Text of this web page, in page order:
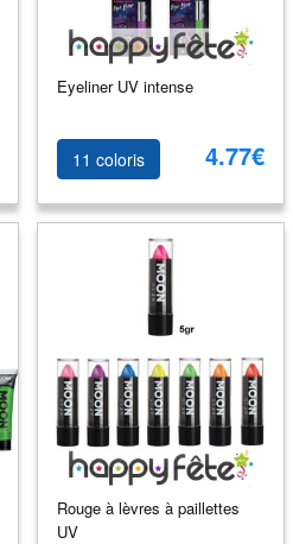
Eyeliner UV intense
11 coloris 4.77€
Rouge à lèvres à paillettes
UV